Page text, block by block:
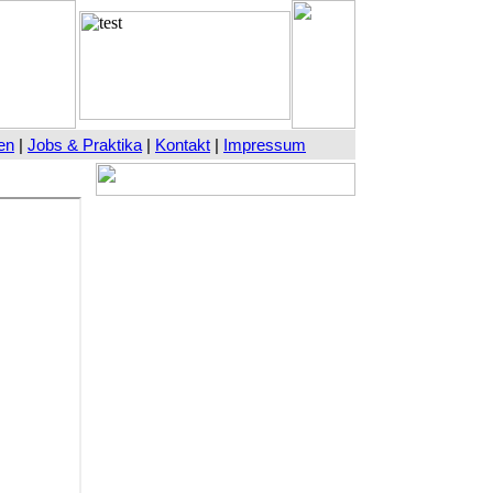
| Jobs & Praktika | Kontakt | Impressum